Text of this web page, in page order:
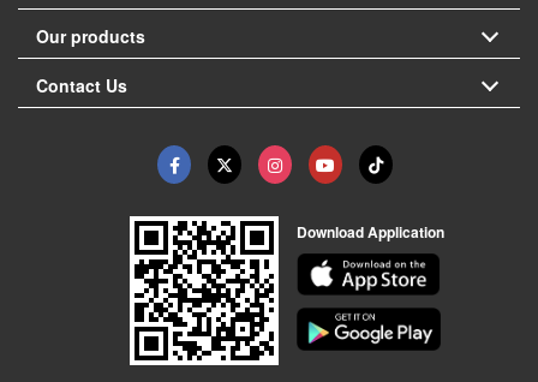
Our products
Contact Us
Download Application